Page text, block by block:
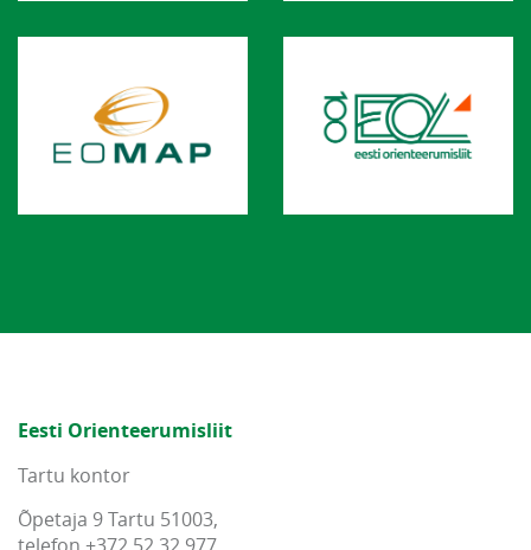
Eesti Orienteerumisliit
Tartu kontor
Õpetaja 9 Tartu 51003,